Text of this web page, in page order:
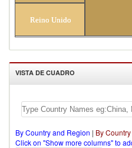
Reino Unido
VISTA DE CUADRO
By Country and Region | By Country
Click on "Show more columns" to